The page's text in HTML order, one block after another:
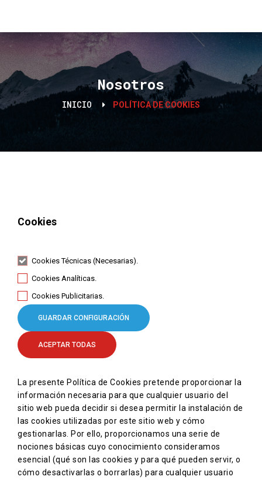
Nosotros
INICIO POLÍTICA DE COOKIES
Cookies
Cookies Técnicas (Necesarias).
Cookies Analíticas.
Cookies Publicitarias.
GUARDAR CONFIGURACIÓN
ACEPTAR TODAS
La presente Política de Cookies pretende proporcionar la
información necesaria para que cualquier usuario del
sitio web pueda decidir si desea permitir la instalación de
las cookies utilizadas por este sitio web y cómo
gestionarlas. Por ello, proporcionamos una serie de
nociones básicas cuyo conocimiento consideramos
esencial (qué son las cookies y para qué pueden servir, o
cómo desactivarlas o borrarlas) para cualquier usuario